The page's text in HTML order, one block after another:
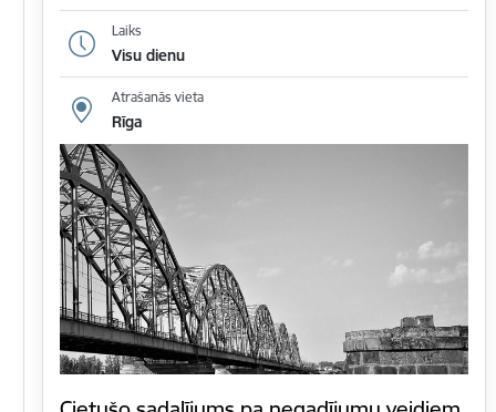
Laiks
Visu dienu
Atrašanās vieta
Rīga